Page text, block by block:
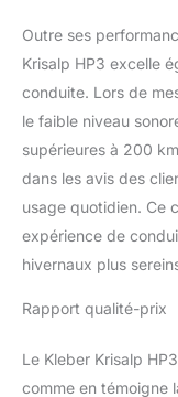
Outre ses
Krisalp HP3 excelle
conduite. Lors de
le faible niveau
supérieures à 200
dans les avis des
usage quotidien. Ce
expérience de
hivernaux plus
Rapport qualité-prix
Le Kleber Krisalp
comme en témoigne